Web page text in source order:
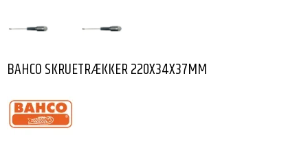
BAHCO SKRUETRÆKKER 220X34X37MM